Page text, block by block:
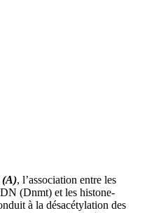
(A), l’association entre les
(Dnmt) et les histone-
à la désacétylation des